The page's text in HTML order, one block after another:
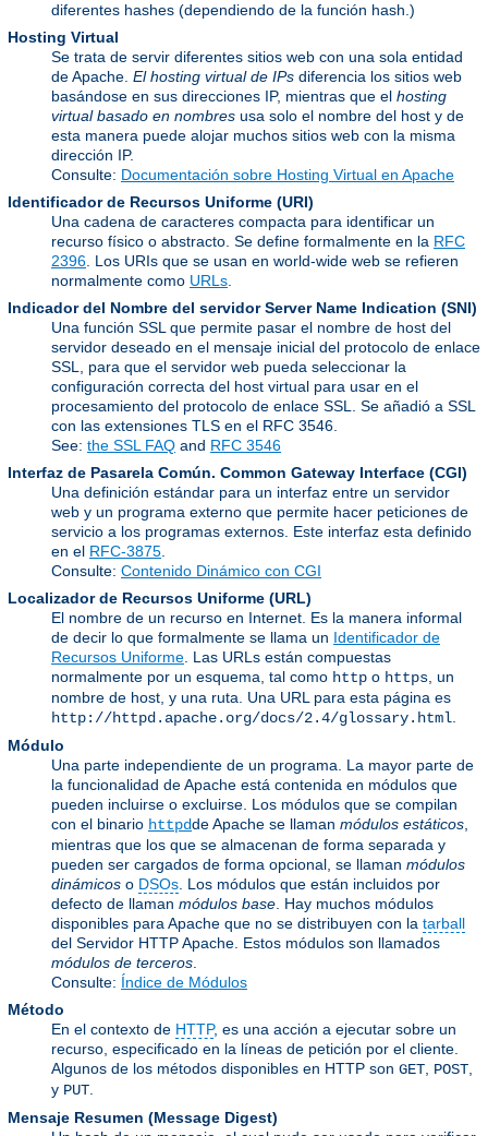
diferentes hashes (dependiendo de la función hash.)
Hosting Virtual
Se trata de servir diferentes sitios web con una sola entidad
de Apache. El hosting virtual de IPs diferencia los sitios web
basándose en sus direcciones IP, mientras que el hosting
virtual basado en nombres usa solo el nombre del host y de
esta manera puede alojar muchos sitios web con la misma
dirección IP.
Consulte: Documentación sobre Hosting Virtual en Apache
Identificador de Recursos Uniforme (URI)
Una cadena de caracteres compacta para identificar un
recurso físico o abstracto. Se define formalmente en la RFC
2396 . Los URIs que se usan en world-wide web se refieren
normalmente como URLs
Indicador del Nombre del servidor Server Name Indication (SNI)
Una función SSL que permite pasar el nombre de host del
servidor deseado en el mensaje inicial del protocolo de enlace
SSL, para que el servidor web pueda seleccionar la
configuración correcta del host virtual para usar en el
procesamiento del protocolo de enlace SSL. Se añadió a SSL
con las extensiones TLS en el RFC 3546.
See: the SSL FAQ and RFC 3546
Interfaz de Pasarela Común. Common Gateway Interface (CGI)
Una definición estándar para un interfaz entre un servidor
web y un programa externo que permite hacer peticiones de
servicio a los programas externos. Este interfaz esta definido
en el RFC-3875
Consulte: Contenido Dinámico con CGI
Localizador de Recursos Uniforme (URL)
El nombre de un recurso en Internet. Es la manera informal
de decir lo que formalmente se llama un Identificador de
Recursos Uniforme . Las URLs están compuestas
normalmente por un esquema, tal como http o https , un
nombre de host, y una ruta. Una URL para esta página es
http://httpd.apache.org/docs/2.4/glossary.html
Módulo
Una parte independiente de un programa. La mayor parte de
la funcionalidad de Apache está contenida en módulos que
pueden incluirse o excluirse. Los módulos que se compilan
con el binario httpdde Apache se llaman módulos estáticos
mientras que los que se almacenan de forma separada y
pueden ser cargados de forma opcional, se llaman módulos
dinámicos o DSOs . Los módulos que están incluidos por
defecto de llaman módulos base . Hay muchos módulos
disponibles para Apache que no se distribuyen con la tarball
del Servidor HTTP Apache. Estos módulos son llamados
módulos de terceros
Consulte: Índice de Módulos
Método
En el contexto de HTTP, es una acción a ejecutar sobre un
recurso, especificado en la líneas de petición por el cliente.
Algunos de los métodos disponibles en HTTP son GET POST
y PUT
Mensaje Resumen (Message Digest)